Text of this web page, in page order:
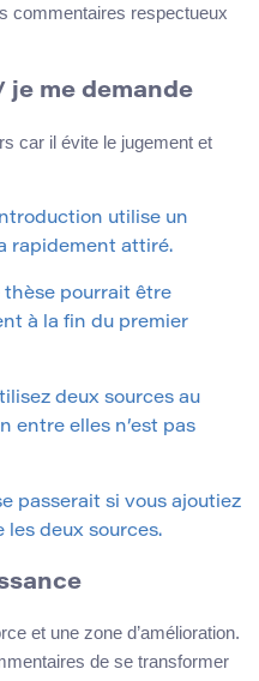
commentaires respectueux
je me demande
car il évite le jugement et
utilise un
rapidement attiré.
thèse pourrait être
à la fin du premier
deux sources au
entre elles n’est pas
passerait si vous ajoutiez
les deux sources.
et une zone d’amélioration.
de se transformer